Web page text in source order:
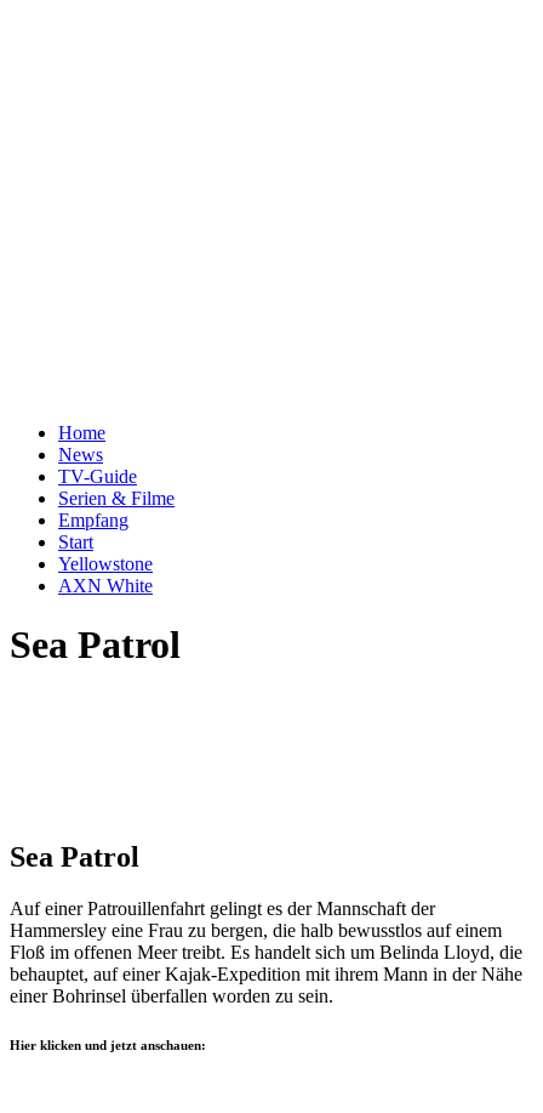
Home
News
TV-Guide
Serien & Filme
Empfang
Start
Yellowstone
AXN White
Sea Patrol
Sea Patrol
Auf einer Patrouillenfahrt gelingt es der Mannschaft der
Hammersley eine Frau zu bergen, die halb bewusstlos auf einem
Floß im offenen Meer treibt. Es handelt sich um Belinda Lloyd, die
behauptet, auf einer Kajak-Expedition mit ihrem Mann in der Nähe
einer Bohrinsel überfallen worden zu sein.
Hier klicken und jetzt anschauen: